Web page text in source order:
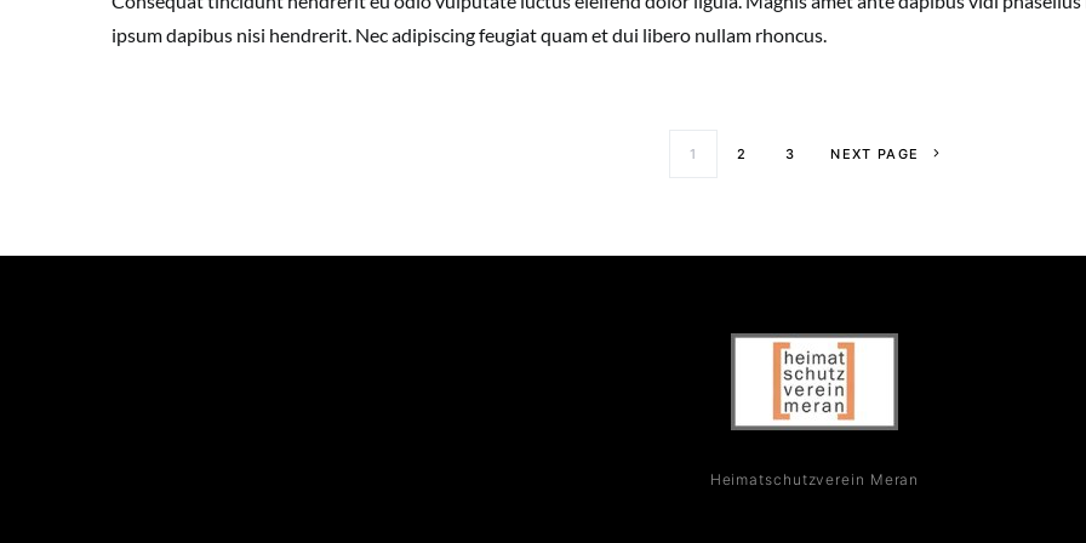
ipsum dapibus nisi hendrerit. Nec adipiscing feugiat quam et dui libero nullam rhoncus.
1 2 3 NEXT PAGE
Heimatschutzverein Meran